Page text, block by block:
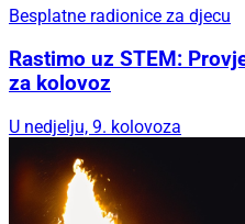
Besplatne radionice za djecu
Rastimo uz STEM:
za kolovoz
U nedjelju, 9. kolovoza